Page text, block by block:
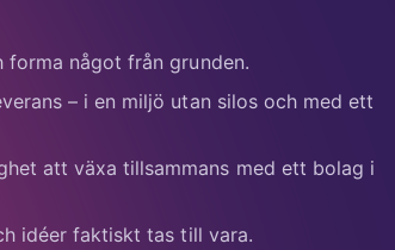
något från grunden.
– i en miljö utan silos och med ett
att växa tillsammans med ett bolag i
idéer faktiskt tas till vara.